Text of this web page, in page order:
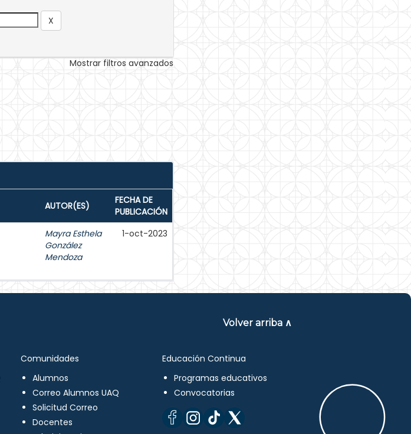
Mostrar filtros avanzados
AUTOR(ES)
FECHA DE
PUBLICACIÓN
Mayra Esthela
González
Mendoza
1-oct-2023
Volver arriba ∧
Comunidades
Alumnos
Correo Alumnos UAQ
Solicitud Correo
Docentes
Educación Continua
Programas educativos
Convocatorias